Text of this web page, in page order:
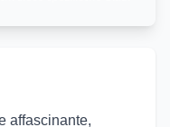
affascinante,